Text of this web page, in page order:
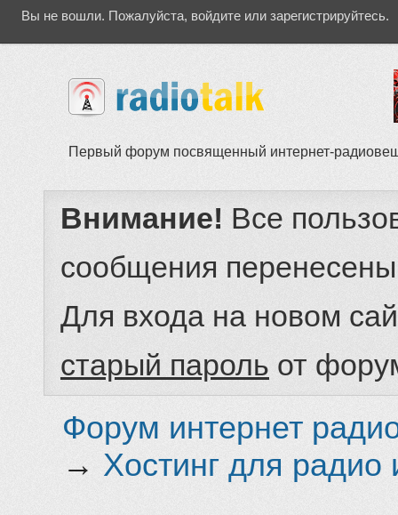
Вы не вошли. Пожалуйста, войдите или зарегистрируйтесь.
Первый форум посвященный интернет-
Внимание! Все
сообщения
Для входа на новом
старый пароль от
Форум интернет
→ Хостинг для радио